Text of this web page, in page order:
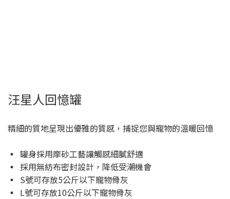
汪星人回憶罐
精細的質地呈現出優雅的質感，捕捉您與寵物的溫暖回憶
▪ 罐身採用摩砂工藝讓觸感細膩舒適
▪ 採用無紡布密封設計，降低受潮機會
▪ S號可存放5公斤以下寵物骨灰
▪ L號可存放10公斤以下寵物骨灰